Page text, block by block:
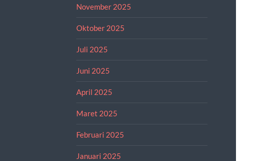
November 2025
Oktober 2025
Juli 2025
Juni 2025
April 2025
Maret 2025
Februari 2025
Januari 2025